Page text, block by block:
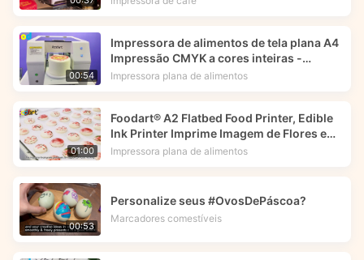
00:54
Impressora de alimentos de tela plana A4
Impressão CMYK a cores inteiras -
Foodart®
Impressora plana de alimentos
01:00
Foodart® A2 Flatbed Food Printer, Edible
Ink Printer Imprime Imagem de Flores em
Macarrões.
Impressora plana de alimentos
00:53
Personalize seus #OvosDePáscoa?
Marcadores comestíveis